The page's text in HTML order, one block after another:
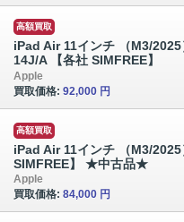
高額買取
iPad Air 11インチ （M3/
14J/A 【各社 SIMFREE】
Apple
買取価格: 92,000 円
高額買取
iPad Air 11インチ （M3/
SIMFREE】 ★中古品★
Apple
買取価格: 84,000 円